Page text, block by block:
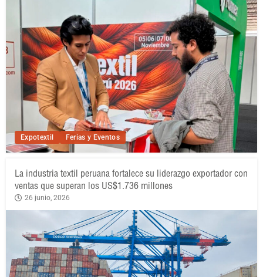
Expotextil Ferias y Eventos
La industria textil peruana fortalece su liderazgo exportador con
ventas que superan los US$1.736 millones
26 junio, 2026